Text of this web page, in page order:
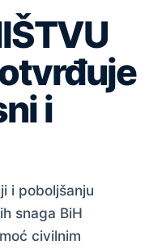
i
i poboljšanju
snaga BiH
civilnim